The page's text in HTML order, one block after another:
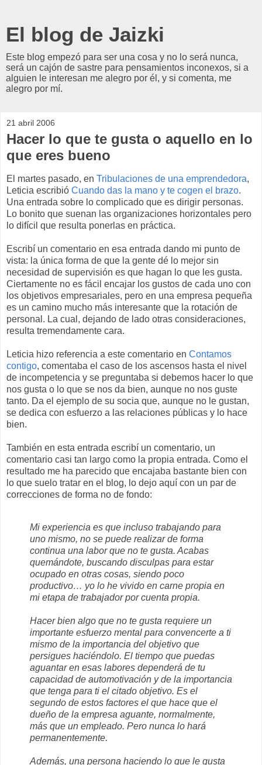
El blog de Jaizki
Este blog empezó para ser una cosa y no lo será nunca,
será un cajón de sastre para pensamientos inconexos, si a
alguien le interesan me alegro por él, y si comenta, me
alegro por mí.
21 abril 2006
Hacer lo que te gusta o aquello en lo
que eres bueno
El martes pasado, en Tribulaciones de una emprendedora,
Leticia escribió Cuando das la mano y te cogen el brazo.
Una entrada sobre lo complicado que es dirigir personas.
Lo bonito que suenan las organizaciones horizontales pero
lo difícil que resulta ponerlas en práctica.
Escribí un comentario en esa entrada dando mi punto de
vista: la única forma de que la gente dé lo mejor sin
necesidad de supervisión es que hagan lo que les gusta.
Ciertamente no es fácil encajar los gustos de cada uno con
los objetivos empresariales, pero en una empresa pequeña
es un camino mucho más interesante que la rotación de
personal. La cual, dejando de lado otras consideraciones,
resulta tremendamente cara.
Leticia hizo referencia a este comentario en Contamos
contigo, comentaba el caso de los ascensos hasta el nivel
de incompetencia y se preguntaba si debemos hacer lo que
nos gusta o lo que se nos da bien, aunque no nos guste
tanto. Da el ejemplo de su socia que, aunque no le gustan,
se dedica con esfuerzo a las relaciones públicas y lo hace
bien.
También en esta entrada escribí un comentario, un
comentario casi tan largo como la propia entrada. Como el
resultado me ha parecido que encajaba bastante bien con
lo que suelo tratar en el blog, lo dejo aquí con un par de
correcciones de forma no de fondo:
Mi experiencia es que incluso trabajando para
uno mismo, no se puede realizar de forma
continua una labor que no te gusta. Acabas
quemándote, buscando disculpas para estar
ocupado en otras cosas, siendo poco
productivo… yo lo he vivido en carne propia en
mi etapa de trabajador por cuenta propia.
Hacer bien algo que no te gusta requiere un
importante esfuerzo mental para convencerte a ti
mismo de la importancia del objetivo que
persigues haciéndolo. El tiempo que puedas
aguantar en esas labores dependerá de tu
capacidad de automotivación y de la importancia
que tenga para ti el citado objetivo. Es el
segundo de estos factores el que hace que el
dueño de la empresa aguante, normalmente,
más que un empleado. Pero nunca lo hará
permanentemente.
Además, una persona haciendo lo que le gusta